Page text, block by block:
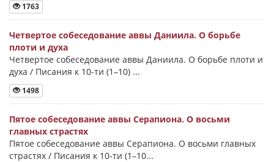
1763
Четвертое собеседование аввы Даниила. О борьбе
плоти и духа
Четвертое собеседование аввы Даниила. О борьбе плоти и
духа / Писания к 10-ти (1–10) ...
1498
Пятое собеседование аввы Серапиона. О восьми
главных страстях
Пятое собеседование аввы Серапиона. О восьми главных
страстях / Писания к 10-ти (1–10...